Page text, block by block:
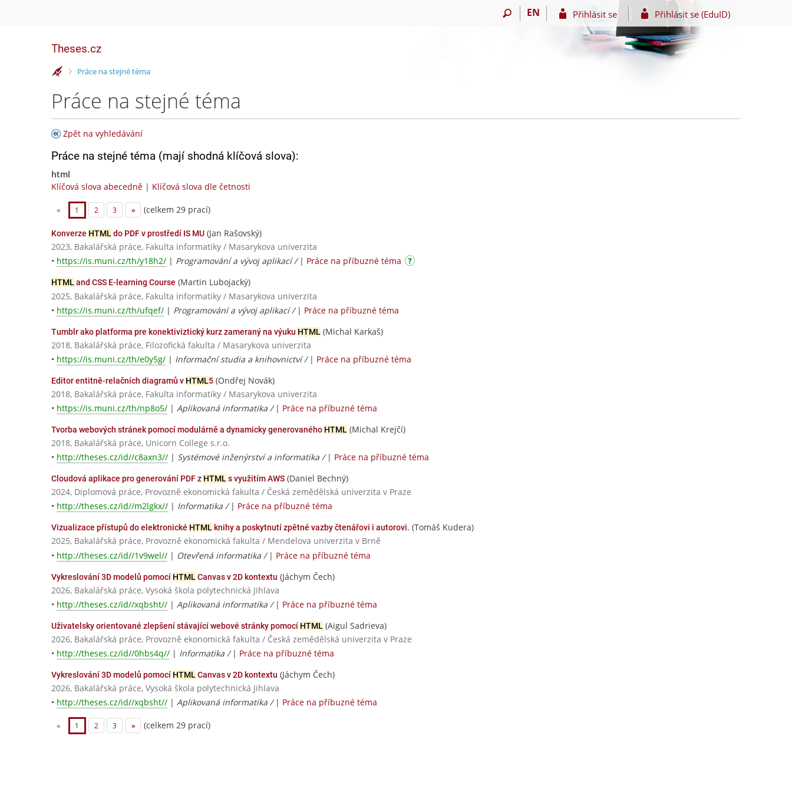
EN Přihlásit se Přihlásit se (EduID)
Theses.cz
>Práce na stejné téma
Práce na stejné téma
Zpět na vyhledávání
Práce na stejné téma (mají shodná klíčová slova):
html
Klíčová slova abecedně | Klíčová slova dle četnosti
« 1 2 3 » (celkem 29 prací)
Konverze HTMLdo PDF v prostředí IS MU (Jan Rašovský)
2023, Bakalářská práce, Fakulta informatiky / Masarykova univerzita
• https://is.muni.cz/th/y18h2/ | Programování a vývoj aplikací / | Práce na příbuzné téma
HTMLand CSS E-learning Course (Martin Lubojacký)
2025, Bakalářská práce, Fakulta informatiky / Masarykova univerzita
• https://is.muni.cz/th/ufqef/ | Programování a vývoj aplikací / | Práce na příbuzné téma
Tumblr ako platforma pre konektiviztický kurz zameraný na výuku HTML (Michal Karkaš)
2018, Bakalářská práce, Filozofická fakulta / Masarykova univerzita
• https://is.muni.cz/th/e0y5g/ | Informační studia a knihovnictví / | Práce na příbuzné téma
Editor entitně-relačních diagramů v HTML5 (Ondřej Novák)
2018, Bakalářská práce, Fakulta informatiky / Masarykova univerzita
• https://is.muni.cz/th/np8o5/ | Aplikovaná informatika / | Práce na příbuzné téma
Tvorba webových stránek pomocí modulárně a dynamicky generovaného HTML (Michal Krejčí)
2018, Bakalářská práce, Unicorn College s.r.o.
• http://theses.cz/id//c8axn3// | Systémové inženýrství a informatika / | Práce na příbuzné téma
Cloudová aplikace pro generování PDF z HTMLs využitím AWS (Daniel Bechný)
2024, Diplomová práce, Provozně ekonomická fakulta / Česká zemědělská univerzita v Praze
• http://theses.cz/id//m2lgkx// | Informatika / | Práce na příbuzné téma
Vizualizace přístupů do elektronické HTML knihy a poskytnutí zpětné vazby čtenářovi i autorovi. (Tomáš Kudera)
2025, Bakalářská práce, Provozně ekonomická fakulta / Mendelova univerzita v Brně
• http://theses.cz/id//1v9wel// | Otevřená informatika / | Práce na příbuzné téma
Vykreslování 3D modelů pomocí HTMLCanvas v 2D kontextu (Jáchym Čech)
2026, Bakalářská práce, Vysoká škola polytechnická Jihlava
• http://theses.cz/id//xqbsht// | Aplikovaná informatika / | Práce na příbuzné téma
Uživatelsky orientované zlepšení stávající webové stránky pomocí HTML (Aigul Sadrieva)
2026, Bakalářská práce, Provozně ekonomická fakulta / Česká zemědělská univerzita v Praze
• http://theses.cz/id//0hbs4q// | Informatika / | Práce na příbuzné téma
Vykreslování 3D modelů pomocí HTMLCanvas v 2D kontextu (Jáchym Čech)
2026, Bakalářská práce, Vysoká škola polytechnická Jihlava
• http://theses.cz/id//xqbsht// | Aplikovaná informatika / | Práce na příbuzné téma
« 1 2 3 » (celkem 29 prací)